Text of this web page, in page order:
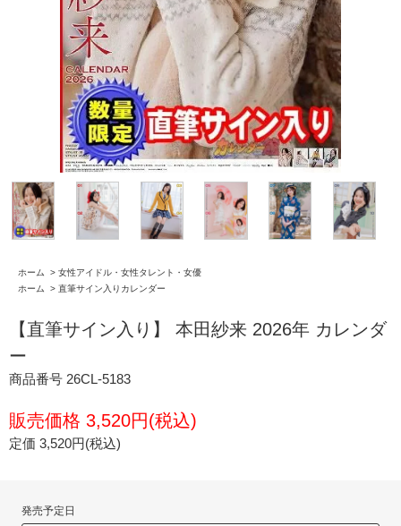
ホーム > 女性アイドル・女性タレント・女優
ホーム
> 直筆サイン入りカレンダー
【直筆サイン入り】 本田紗来 2026年 カレンダ
ー
商品番号 26CL-5183
販売価格 3,520円(税込)
定価 3,520円(税込)
発売予定日